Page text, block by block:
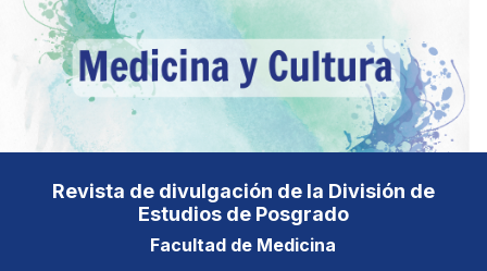
Revista de divulgación de la División de
Estudios de Posgrado
Facultad de Medicina